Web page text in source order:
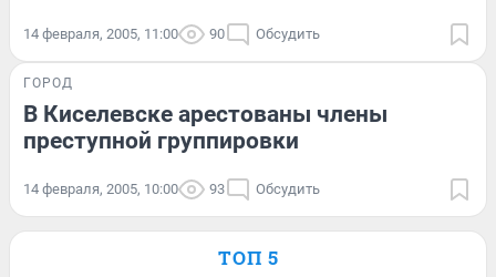
14 февраля, 2005, 11:00 90 Обсудить
ГОРОД
В Киселевске арестованы члены
преступной группировки
14 февраля, 2005, 10:00 93 Обсудить
ТОП 5